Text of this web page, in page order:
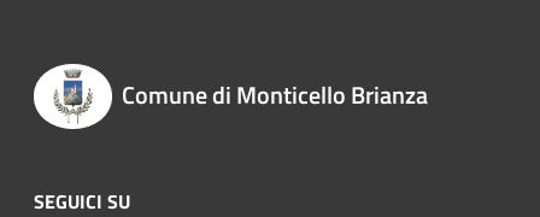
Comune di Monticello Brianza
SEGUICI SU